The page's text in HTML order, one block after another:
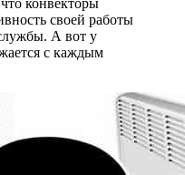
конвекторы
своей работы
А вот у
с каждым